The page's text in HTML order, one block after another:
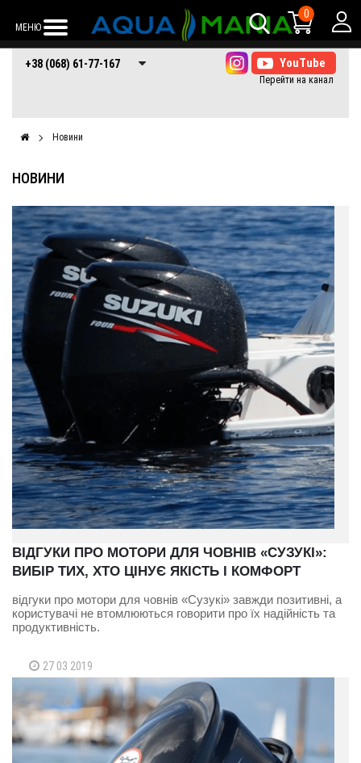
МЕНЮ
0
+38 (068) 61-77-
167
+38 (066) 61-77-+38 (073) 61-77-
167
+38 (068) 61-77-167
Новини
НОВИНИ
ВІДГУКИ ПРО МОТОРИ ДЛЯ ЧОВНІВ «СУЗУКІ»:
ВИБІР ТИХ, ХТО ЦІНУЄ ЯКІСТЬ І КОМФОРТ
відгуки про мотори для човнів «Сузукі» завжди позитивні, а
користувачі не втомлюються говорити про їх надійність та
продуктивність.
27 03 2019